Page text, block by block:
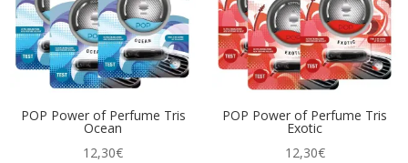
POP Power of Perfume Tris
Ocean
12,30€
POP Power of Perfume Tris
Exotic
12,30€